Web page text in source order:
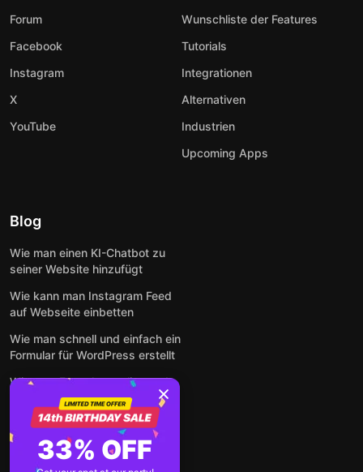
Forum
Facebook
Instagram
X
YouTube
Wunschliste der Features
Tutorials
Integrationen
Alternativen
Industrien
Upcoming Apps
Blog
Wie man einen KI-Chatbot zu
seiner Website hinzufügt
Wie kann man Instagram Feed
auf Webseite einbetten
Wie man schnell und einfach ein
Formular für WordPress erstellt
Wie man Formulare online und
kostenlos auf jeder Website
einbettet
So betten Sie Google-
Bewertungen kostenlos auf
33% OFF